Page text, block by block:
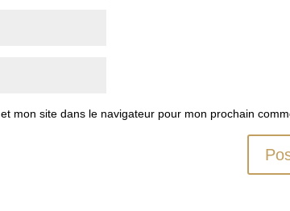
mon site dans le navigateur pour mon prochain